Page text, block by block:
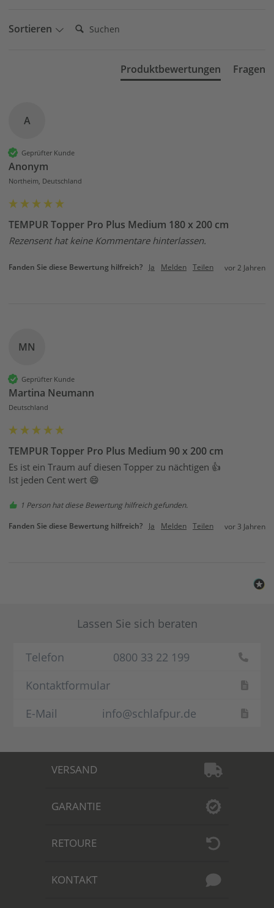
Sortieren Suchen:
Produktbewertungen Fragen
A
Geprüfter Kunde
Anonym
Northeim, Deutschland
TEMPUR Topper Pro Plus Medium 180 x 200 cm
Rezensent hat keine Kommentare hinterlassen.
Fanden Sie diese Bewertung hilfreich? Ja Melden Teilen vor 2 Jahren
MN
Geprüfter Kunde
Martina Neumann
Deutschland
TEMPUR Topper Pro Plus Medium 90 x 200 cm
Es ist ein Traum auf diesen Topper zu nächtigen 👍
Ist jeden Cent wert 😄
1 Person hat diese Bewertung hilfreich gefunden.
Fanden Sie diese Bewertung hilfreich?
Ja Melden Teilen vor 3 Jahren
Lassen Sie sich beraten
Telefon
0800 33 22 199
Kontaktformular
E-Mail
info@schlafpur.de
VERSAND
GARANTIE
RETOURE
KONTAKT